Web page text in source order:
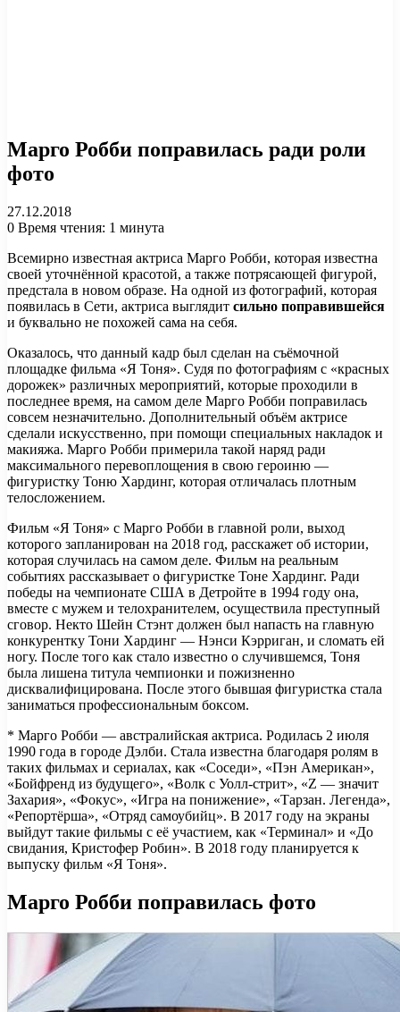
Марго Робби поправилась ради роли
фото
27.12.2018
0 Время чтения: 1 минута
Всемирно известная актриса Марго Робби, которая известна
своей уточнённой красотой, а также потрясающей фигурой,
предстала в новом образе. На одной из фотографий, которая
появилась в Сети, актриса выглядит сильно поправившейся
и буквально не похожей сама на себя.
Оказалось, что данный кадр был сделан на съёмочной
площадке фильма «Я Тоня». Судя по фотографиям с «красных
дорожек» различных мероприятий, которые проходили в
последнее время, на самом деле Марго Робби поправилась
совсем незначительно. Дополнительный объём актрисе
сделали искусственно, при помощи специальных накладок и
макияжа. Марго Робби примерила такой наряд ради
максимального перевоплощения в свою героиню —
фигуристку Тоню Хардинг, которая отличалась плотным
телосложением.
Фильм «Я Тоня» с Марго Робби в главной роли, выход
которого запланирован на 2018 год, расскажет об истории,
которая случилась на самом деле. Фильм на реальным
событиях рассказывает о фигуристке Тоне Хардинг. Ради
победы на чемпионате США в Детройте в 1994 году она,
вместе с мужем и телохранителем, осуществила преступный
сговор. Некто Шейн Стэнт должен был напасть на главную
конкурентку Тони Хардинг — Нэнси Кэрриган, и сломать ей
ногу. После того как стало известно о случившемся, Тоня
была лишена титула чемпионки и пожизненно
дисквалифицирована. После этого бывшая фигуристка стала
заниматься профессиональным боксом.
* Марго Робби — австралийская актриса. Родилась 2 июля
1990 года в городе Дэлби. Стала известна благодаря ролям в
таких фильмах и сериалах, как «Соседи», «Пэн Американ»,
«Бойфренд из будущего», «Волк с Уолл-стрит», «Z — значит
Захария», «Фокус», «Игра на понижение», «Тарзан. Легенда»,
«Репортёрша», «Отряд самоубийц». В 2017 году на экраны
выйдут такие фильмы с её участием, как «Терминал» и «До
свидания, Кристофер Робин». В 2018 году планируется к
выпуску фильм «Я Тоня».
Марго Робби поправилась фото